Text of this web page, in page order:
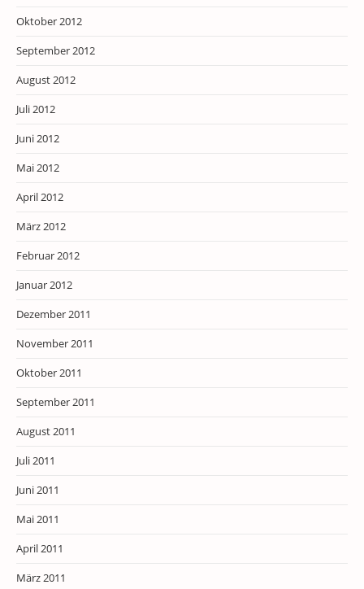
Oktober 2012
September 2012
August 2012
Juli 2012
Juni 2012
Mai 2012
April 2012
März 2012
Februar 2012
Januar 2012
Dezember 2011
November 2011
Oktober 2011
September 2011
August 2011
Juli 2011
Juni 2011
Mai 2011
April 2011
März 2011